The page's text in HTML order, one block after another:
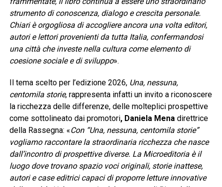
strumento di conoscenza, dialogo e crescita personale.
Chiari è orgogliosa di accogliere ancora una volta editori,
autori e lettori provenienti da tutta Italia, confermandosi
una città che investe nella cultura come elemento di
coesione sociale e di sviluppo».
Il tema scelto per l’edizione 2026, Una, nessuna,
centomila storie, rappresenta infatti un invito a riconoscere
la ricchezza delle differenze, delle molteplici prospettive
come sottolineato dai promotori, Daniela Menadirettrice
della Rassegna: «Con “Una, nessuna, centomila storie”
vogliamo raccontare la straordinaria ricchezza che nasce
dall’incontro di prospettive diverse. La Microeditoria è il
luogo dove trovano spazio voci originali, storie inattese,
autori e case editrici capaci di proporre letture innovative